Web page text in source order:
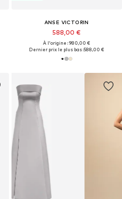
ANSE VICTORIN
588,00 €
À l'origine : 980,00 €
Dernier prix le plus bas :588,00 €